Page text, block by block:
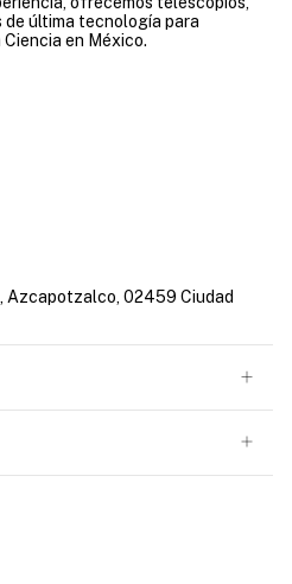
de última tecnología para
en México.
Azcapotzalco, 02459 Ciudad